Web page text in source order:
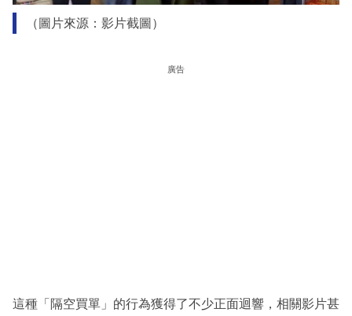
（圖片來源：影片截圖）
廣告
這種「隔空買單」的行為獲得了不少正面迴響，相關影片甚